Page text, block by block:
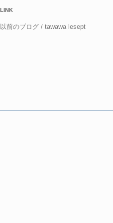
LINK
以前のブログ / tawawa lesept